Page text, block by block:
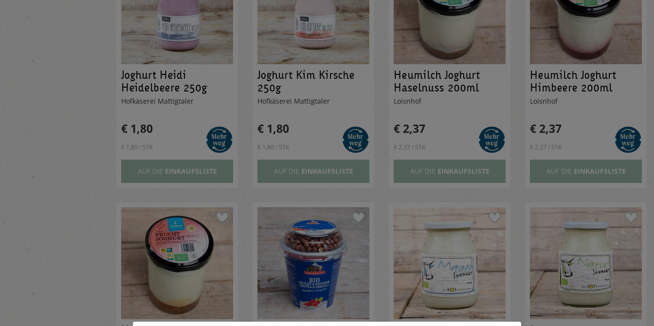
Joghurt Heidi
Heidelbeere 250g
Hofkäserei Mattigtaler
€ 1,80
€ 1,80 / STK
AUF DIE EINKAUFSLISTE
Joghurt Kim Kirsche
250g
Hofkäserei Mattigtaler
€ 1,80
€ 1,80 / STK
AUF DIE EINKAUFSLISTE
Heumilch Joghurt
Haselnuss 200ml
Loisnhof
€ 2,37
€ 2,37 / STK
AUF DIE EINKAUFSLISTE
Heumilch Joghurt
Himbeere 200ml
Loisnhof
€ 2,37
€ 2,37 / STK
AUF DIE EINKAUFSLISTE